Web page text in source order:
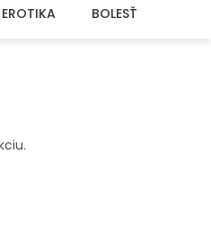
EROTIKA BOLESŤ